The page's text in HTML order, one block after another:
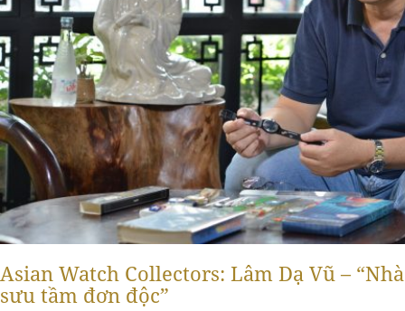
Asian Watch Collectors: Lâm Dạ Vũ – “Nhà
sưu tầm đơn độc”